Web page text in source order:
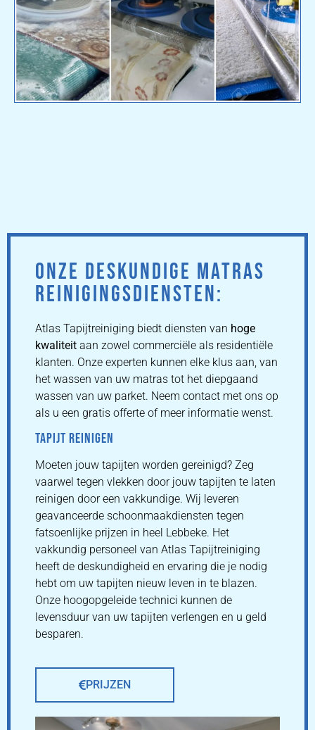
ONZE DESKUNDIGE MATRAS
REINIGINGSDIENSTEN:
Atlas Tapijtreiniging biedt diensten van hoge
kwaliteit aan zowel commerciële als residentiële
klanten. Onze experten kunnen elke klus aan, van
het wassen van uw matras tot het diepgaand
wassen van uw parket. Neem contact met ons op
als u een gratis offerte of meer informatie wenst.
TAPIJT REINIGEN
Moeten jouw tapijten worden gereinigd? Zeg
vaarwel tegen vlekken door jouw tapijten te laten
reinigen door een vakkundige. Wij leveren
geavanceerde schoonmaakdiensten tegen
fatsoenlijke prijzen in heel Lebbeke. Het
vakkundig personeel van Atlas Tapijtreiniging
heeft de deskundigheid en ervaring die je nodig
hebt om uw tapijten nieuw leven in te blazen.
Onze hoogopgeleide technici kunnen de
levensduur van uw tapijten verlengen en u geld
besparen.
PRIJZEN